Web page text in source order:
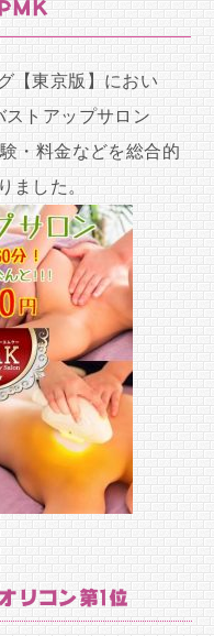
【東京版】におい
トアップサロン
・料金などを総合的
ました。
リコン第1位